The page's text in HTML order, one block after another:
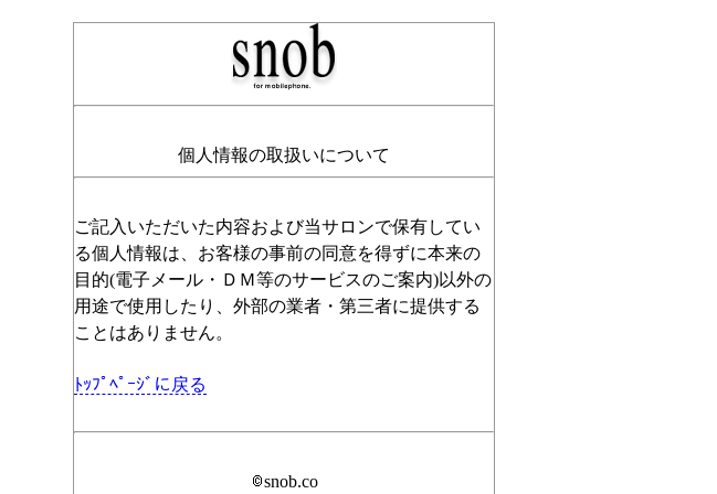
個人情報の取扱いについて
ご記入いただいた内容および当サロンで保有してい
る個人情報は、お客様の事前の同意を得ずに本来の
目的(電子メール・ＤＭ等のサービスのご案内)以外の
用途で使用したり、外部の業者・第三者に提供する
ことはありません。
ﾄｯﾌﾟﾍﾟｰｼﾞに戻る
snob.co